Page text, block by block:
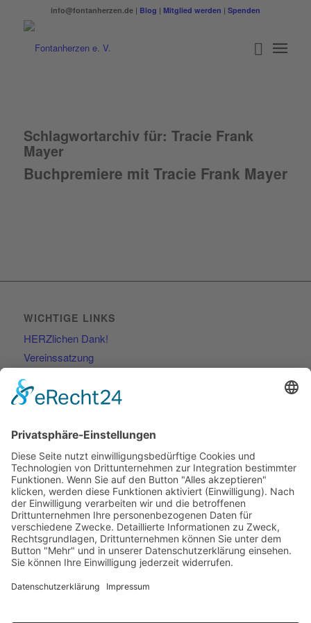
info@fontanherzen.de | Blog | Mitglied werden | Spenden
Schlagwortarchiv für: Tracie Frank
Mayer
Buchpremiere mit Tracie Frank Mayer
WICHTIGE LINKS
HERZlichen Dank!
Vereinssatzung
Kontakt
RECHTLICHES
Impressum
Datenschutzerklärung